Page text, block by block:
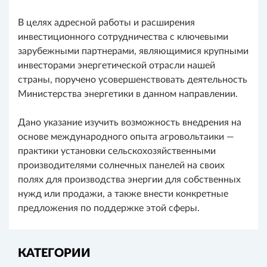
В целях адресной работы и расширения
инвестиционного сотрудничества с ключевыми
зарубежными партнерами, являющимися крупными
инвесторами энергетической отрасли нашей
страны, поручено усовершенствовать деятельность
Министерства энергетики в данном направлении.
Дано указание изучить возможность внедрения на
основе международного опыта агровольтаики —
практики установки сельскохозяйственными
производителями солнечных панелей на своих
полях для производства энергии для собственных
нужд или продажи, а также внести конкретные
предложения по поддержке этой сферы.
КАТЕГОРИИ